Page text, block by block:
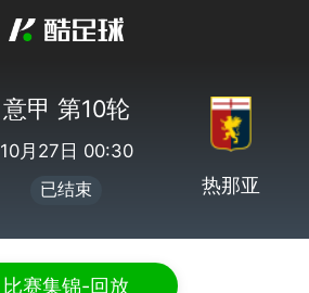
意甲 第10轮
10月27日 00:30
已结束 热那亚
比赛集锦-回放